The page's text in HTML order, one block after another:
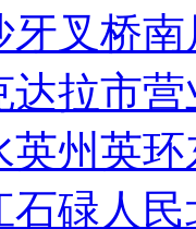
牙叉桥
达拉市营
英州英
石碌人